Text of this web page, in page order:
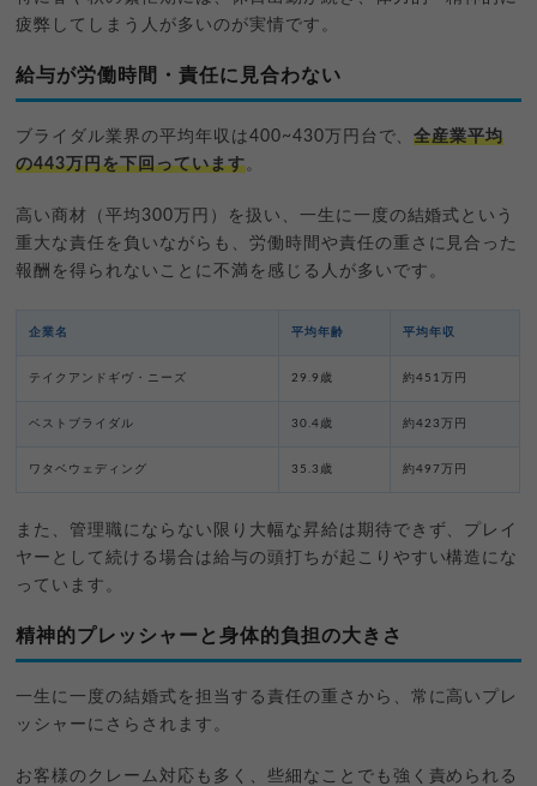
疲弊してしまう人が多いのが実情です。
給与が労働時間・責任に見合わない
ブライダル業界の平均年収は400~430万円台で、全産業平均
の443万円を下回っています。
高い商材（平均300万円）を扱い、一生に一度の結婚式という
重大な責任を負いながらも、労働時間や責任の重さに見合った
報酬を得られないことに不満を感じる人が多いです。
企業名 平均年齢 平均年収
テイクアンドギヴ・ニーズ 29.9歳 約451万円
ベストブライダル 30.4歳 約423万円
ワタベウェディング 35.3歳 約497万円
また、管理職にならない限り大幅な昇給は期待できず、プレイ
ヤーとして続ける場合は給与の頭打ちが起こりやすい構造にな
っています。
精神的プレッシャーと身体的負担の大きさ
一生に一度の結婚式を担当する責任の重さから、常に高いプレ
ッシャーにさらされます。
お客様のクレーム対応も多く、些細なことでも強く責められる